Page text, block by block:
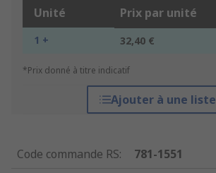
Unité Prix par unité
1 + 32,40 €
*Prix donné à titre indicatif
Ajouter à une liste
Code commande RS:
781-1551